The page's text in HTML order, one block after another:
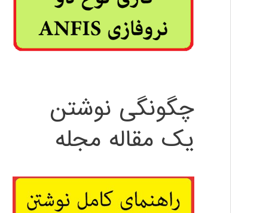
چگونگی نوشتن
یک مقاله مجله